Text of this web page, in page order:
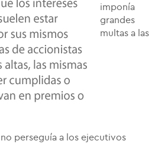
imponía
grandes
multas a las
perseguía a los ejecutivos